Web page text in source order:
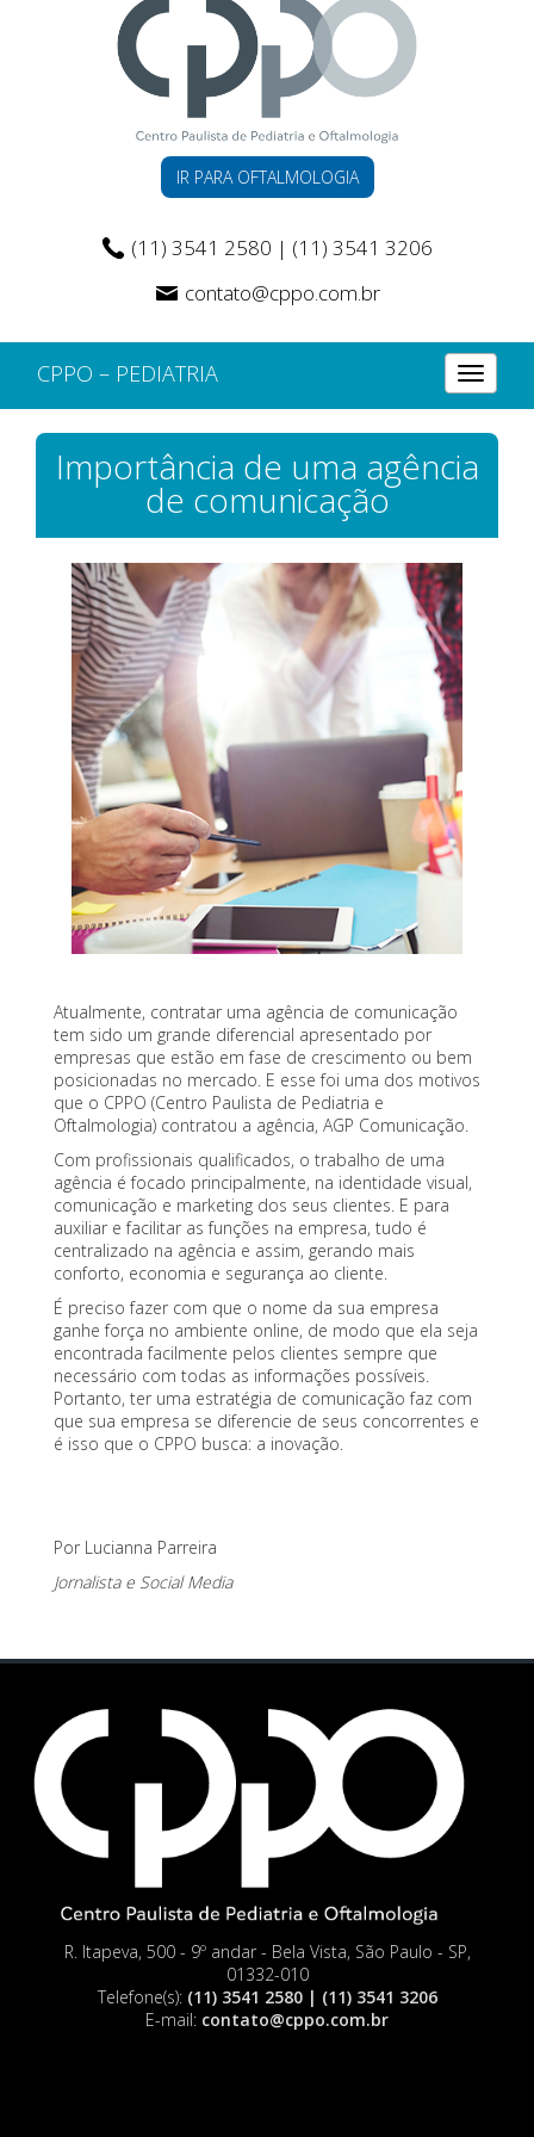
IR PARA OFTALMOLOGIA
(11) 3541 2580 | (11) 3541 3206
contato@cppo.com.br
CPPO – PEDIATRIA
Importância de uma agência
de comunicação
Atualmente, contratar uma agência de comunicação
tem sido um grande diferencial apresentado por
empresas que estão em fase de crescimento ou bem
posicionadas no mercado. E esse foi uma dos motivos
que o CPPO (Centro Paulista de Pediatria e
Oftalmologia) contratou a agência, AGP Comunicação.
Com profissionais qualificados, o trabalho de uma
agência é focado principalmente, na identidade visual,
comunicação e marketing dos seus clientes. E para
auxiliar e facilitar as funções na empresa, tudo é
centralizado na agência e assim, gerando mais
conforto, economia e segurança ao cliente.
É preciso fazer com que o nome da sua empresa
ganhe força no ambiente online, de modo que ela seja
encontrada facilmente pelos clientes sempre que
necessário com todas as informações possíveis.
Portanto, ter uma estratégia de comunicação faz com
que sua empresa se diferencie de seus concorrentes e
é isso que o CPPO busca: a inovação.
Por Lucianna Parreira
Jornalista e Social Media
R. Itapeva, 500 - 9º andar - Bela Vista, São Paulo - SP,
01332-010
Telefone(s): (11) 3541 2580 | (11) 3541 3206
E-mail: contato@cppo.com.br